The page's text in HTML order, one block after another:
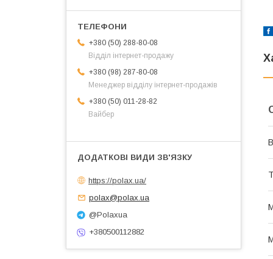
+380 (50) 288-80-08
Відділ інтернет-продажу
+380 (98) 287-80-08
Менеджер відділу інтернет-продажів
+380 (50) 011-28-82
Вайбер
https://polax.ua/
polax@polax.ua
@Polaxua
+380500112882